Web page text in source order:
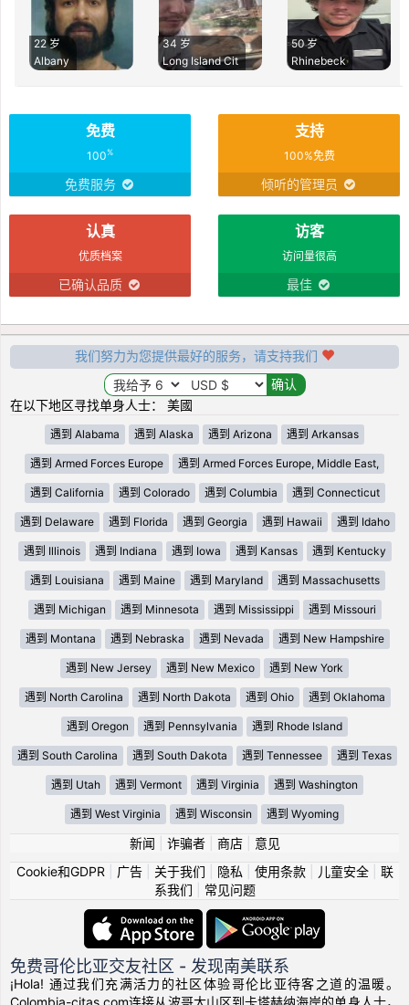
22 岁
Albany
34 岁
Long Island Cit
50 岁
Rhinebeck
免费
100%
免费服务
支持
100%免费
倾听的管理员
认真
优质档案
已确认品质
访客
访问量很高
最佳
我们努力为您提供最好的服务，请支持我们
在以下地区寻找单身人士： 美國
遇到 Alabama 遇到 Alaska 遇到 Arizona 遇到 Arkansas
遇到 Armed Forces Europe 遇到 Armed Forces Europe, Middle East,
遇到 California 遇到 Colorado 遇到 Columbia 遇到 Connecticut
遇到 Delaware 遇到 Florida 遇到 Georgia 遇到 Hawaii 遇到 Idaho
遇到 Illinois 遇到 Indiana 遇到 Iowa 遇到 Kansas 遇到 Kentucky
遇到 Louisiana 遇到 Maine 遇到 Maryland 遇到 Massachusetts
遇到 Michigan 遇到 Minnesota 遇到 Mississippi 遇到 Missouri
遇到 Montana 遇到 Nebraska 遇到 Nevada 遇到 New Hampshire
遇到 New Jersey 遇到 New Mexico 遇到 New York
遇到 North Carolina 遇到 North Dakota 遇到 Ohio 遇到 Oklahoma
遇到 Oregon 遇到 Pennsylvania 遇到 Rhode Island
遇到 South Carolina 遇到 South Dakota 遇到 Tennessee 遇到 Texas
遇到 Utah 遇到 Vermont 遇到 Virginia 遇到 Washington
遇到 West Virginia 遇到 Wisconsin 遇到 Wyoming
新闻 诈骗者| 商店| 意见
Cookie和GDPR
广告| 关于我们 隐私 使用条款| 儿童安全| 联
系我们
常见问题
免费哥伦比亚交友社区 - 发现南美联系
¡Hola! 通过我们充满活力的社区体验哥伦比亚待客之道的温暖。
Colombia-citas.com连接从波哥大山区到卡塔赫纳海岸的单身人士，